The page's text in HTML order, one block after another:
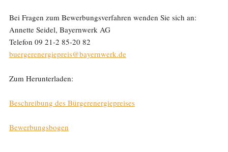
Bei Fragen zum Bewerbungsverfahren wenden Sie sich an:
Annette Seidel, Bayernwerk AG
Telefon 09 21-2 85-20 82
buergerenergiepreis@bayernwerk.de
Zum Herunterladen:
Beschreibung des Bürgerenergiepreises
Bewerbungsbogen